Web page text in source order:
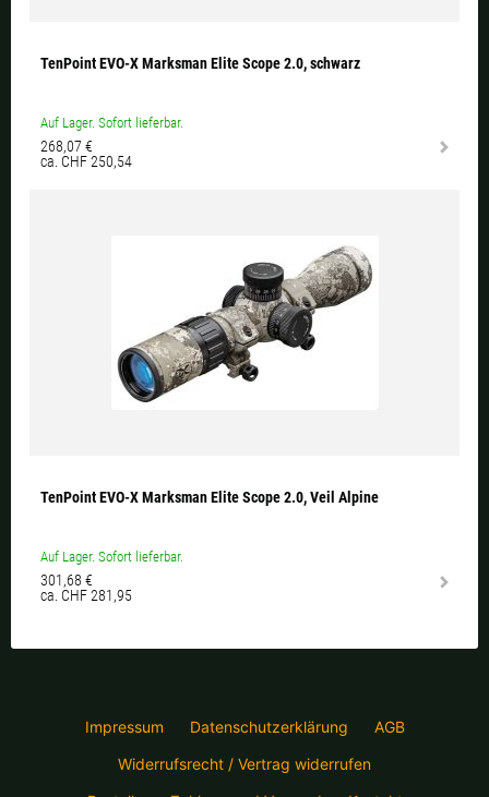
TenPoint EVO-X Marksman Elite Scope 2.0, schwarz
Auf Lager. Sofort lieferbar.
268,07 €
ca. CHF 250,54
TenPoint EVO-X Marksman Elite Scope 2.0, Veil Alpine
Auf Lager. Sofort lieferbar.
301,68 €
ca. CHF 281,95
Impressum Datenschutzerklärung
AGB
Widerrufsrecht / Vertrag widerrufen